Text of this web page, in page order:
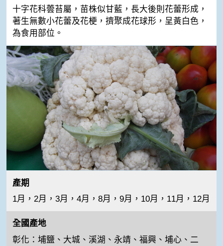
十字花科蕓苔屬，苗株似甘藍，長大後則花蕾形成，
著生無數小花蕾及花梗，擠聚成花球形，呈黃白色，
為食用部位。
產期
1月，2月，3月，4月，8月，9月，10月，11月，12月
全國產地
彰化：埔鹽、大城、溪湖、永靖、福興、埔心、二